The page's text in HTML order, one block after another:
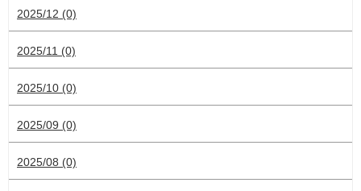
2025/12 (0)
2025/11 (0)
2025/10 (0)
2025/09 (0)
2025/08 (0)